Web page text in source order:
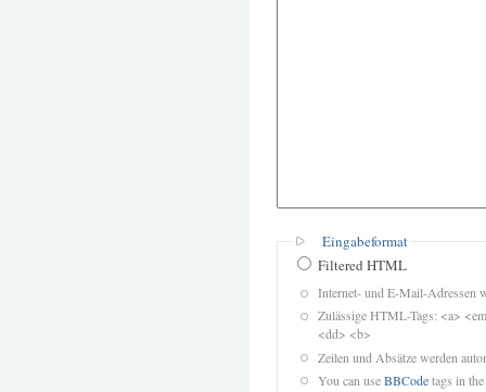
Eingabeformat
Filtered HTML
Internet- und E-Mail-Adressen
Zulässige HTML-Tags: <a>
<dd> <b>
Zeilen und Absätze werden
You can useBBCodetags in